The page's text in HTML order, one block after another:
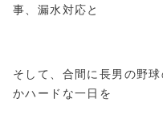
事、漏水対応と
そして、合間に長男の野
かハードな一日を